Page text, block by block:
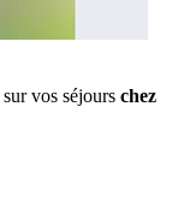
sur vos séjours chez